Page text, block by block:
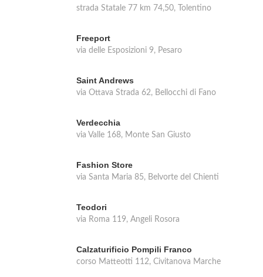
strada Statale 77 km 74,50, Tolentino
Freeport
via delle Esposizioni 9, Pesaro
Saint Andrews
via Ottava Strada 62, Bellocchi di Fano
Verdecchia
via Valle 168, Monte San Giusto
Fashion Store
via Santa Maria 85, Belvorte del Chienti
Teodori
via Roma 119, Angeli Rosora
Calzaturificio Pompili Franco
corso Matteotti 112, Civitanova Marche